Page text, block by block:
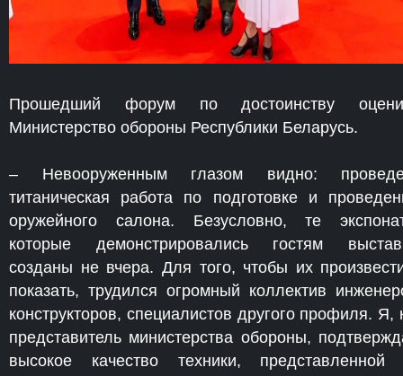
Прошедший форум по достоинству
Министерство обороны Республики Беларусь.
– Невооруженным глазом видно:
титаническая работа по подготовке и
оружейного салона. Безусловно, те
которые демонстрировались гостям
созданы не вчера. Для того, чтобы их
показать, трудился огромный коллектив
конструкторов, специалистов другого профиля. Я,
представитель министерства обороны,
высокое качество техники, представленной